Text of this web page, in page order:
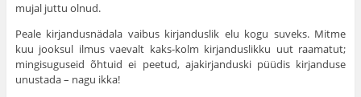
mujal juttu olnud.
Peale kirjandusnädala vaibus kirjanduslik elu kogu suveks. Mitme
kuu jooksul ilmus vaevalt kaks-kolm kir­janduslikku uut raamatut;
mingisuguseid õhtuid ei peetud, ajakirjanduski püüdis kirjanduse
unustada – nagu ikka!